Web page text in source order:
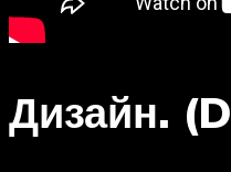
Дизайн.